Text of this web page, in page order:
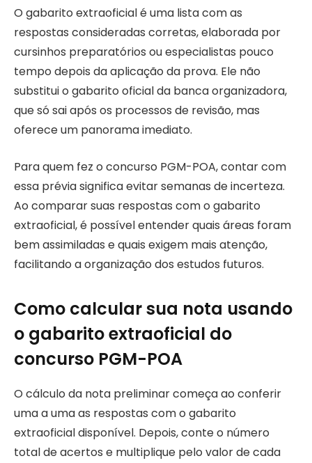
O gabarito extraoficial é uma lista com as
respostas consideradas corretas, elaborada por
cursinhos preparatórios ou especialistas pouco
tempo depois da aplicação da prova. Ele não
substitui o gabarito oficial da banca organizadora,
que só sai após os processos de revisão, mas
oferece um panorama imediato.
Para quem fez o concurso PGM-POA, contar com
essa prévia significa evitar semanas de incerteza.
Ao comparar suas respostas com o gabarito
extraoficial, é possível entender quais áreas foram
bem assimiladas e quais exigem mais atenção,
facilitando a organização dos estudos futuros.
Como calcular sua nota usando
o gabarito extraoficial do
concurso PGM-POA
O cálculo da nota preliminar começa ao conferir
uma a uma as respostas com o gabarito
extraoficial disponível. Depois, conte o número
total de acertos e multiplique pelo valor de cada